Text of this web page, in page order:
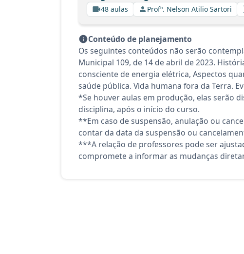
48 aulas Profº. Nelson Atilio Sartori
Conteúdo de planejamento
Os seguintes conteúdos não serão
Municipal 109, de 14 de abril de 2023.
consciente de energia elétrica, Aspectos
saúde pública. Vida humana fora da Terra.
*Se houver aulas em produção, elas serão
disciplina, após o início do curso.
**Em caso de suspensão, anulação ou
contar da data da suspensão ou
***A relação de professores pode ser
compromete a informar as mudanças